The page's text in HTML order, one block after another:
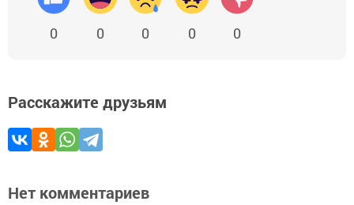
0 0 0 0 0
Расскажите друзьям
Нет комментариев